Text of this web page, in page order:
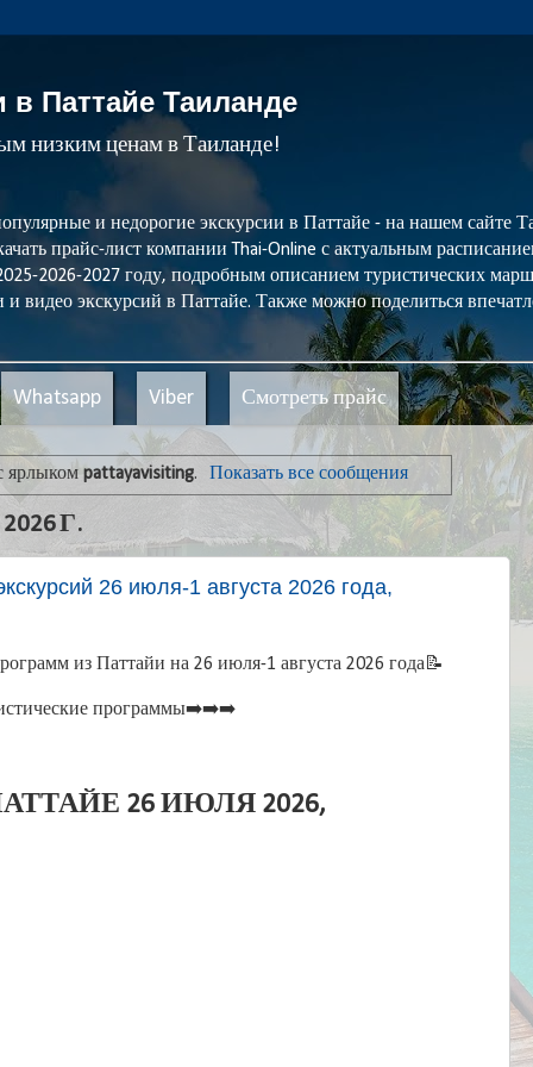
в Паттайе Таиланде
низким ценам в Таиланде!
и недорогие экскурсии в Паттайе - на нашем сайте
прайс-лист компании Thai-Online с актуальным
2026-2027 году, подробным описанием туристических
видео экскурсий в Паттайе. Также можно поделиться
Whatsapp Viber Смотреть прайс
ярлыком pattayavisiting. Показать все сообщения
Г.
26 июля-1 августа 2026 года,
из Паттайи на 26 июля-1 августа 2026 года📝
программы➡️➡️➡️
26 ИЮЛЯ 2026,